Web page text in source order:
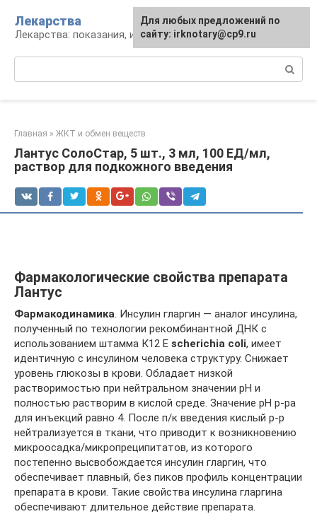
контенту
Лекарства
Лекарства: показания, инструкция, аналоги
Главная » ЖКТ и обмен веществ
Лантус СолоСтар, 5 шт., 3 мл, 100 ЕД/мл,
раствор для подкожного введения
Фармакологические свойства препарата
Лантус
Фармакодинамика. Инсулин гларгин — аналог инсулина,
полученный по технологии рекомбинантной ДНК с
использованием штамма К12 E scherichia coli, имеет
идентичную с инсулином человека структуру. Снижает
уровень глюкозы в крови. Обладает низкой
растворимостью при нейтральном значении рН и
полностью растворим в кислой среде. Значение рН р-ра
для инъекций равно 4. После п/к введения кислый р-р
нейтрализуется в ткани, что приводит к возникновению
микроосадка/микропреципитатов, из которого
постепенно высвобождается инсулин гларгин, что
обеспечивает плавный, без пиков профиль концентрации
препарата в крови. Такие свойства инсулина гларгина
обеспечивают длительное действие препарата.
Для любых предложений по
сайту: irknotary@cp9.ru